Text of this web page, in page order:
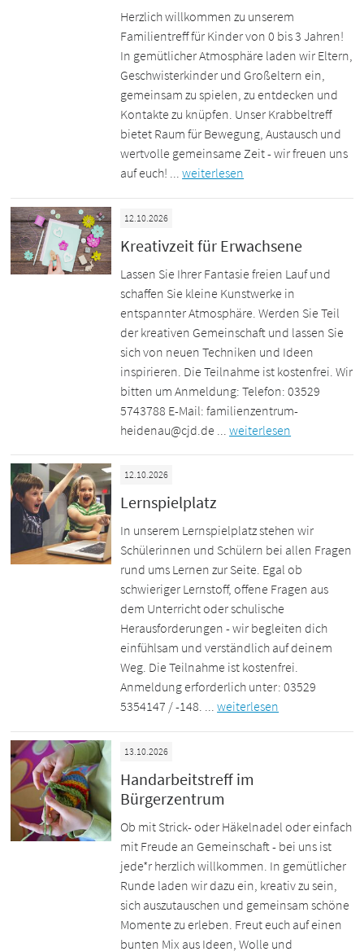
Herzlich willkommen zu unserem
Familientreff für Kinder von 0 bis 3 Jahren!
In gemütlicher Atmosphäre laden wir Eltern,
Geschwisterkinder und Großeltern ein,
gemeinsam zu spielen, zu entdecken und
Kontakte zu knüpfen. Unser Krabbeltreff
bietet Raum für Bewegung, Austausch und
wertvolle gemeinsame Zeit - wir freuen uns
auf euch! ...weiterlesen
12.10.2026
Kreativzeit für Erwachsene
Lassen Sie Ihrer Fantasie freien Lauf und
schaffen Sie kleine Kunstwerke in
entspannter Atmosphäre. Werden Sie Teil
der kreativen Gemeinschaft und lassen Sie
sich von neuen Techniken und Ideen
inspirieren. Die Teilnahme ist kostenfrei. Wir
bitten um Anmeldung: Telefon: 03529
5743788 E-Mail: familienzentrum-
heidenau@cjd.de ...weiterlesen
12.10.2026
Lernspielplatz
In unserem Lernspielplatz stehen wir
Schülerinnen und Schülern bei allen Fragen
rund ums Lernen zur Seite. Egal ob
schwieriger Lernstoff, offene Fragen aus
dem Unterricht oder schulische
Herausforderungen - wir begleiten dich
einfühlsam und verständlich auf deinem
Weg. Die Teilnahme ist kostenfrei.
Anmeldung erforderlich unter: 03529
5354147 / -148. ...weiterlesen
13.10.2026
Handarbeitstreff im
Bürgerzentrum
Ob mit Strick- oder Häkelnadel oder einfach
mit Freude an Gemeinschaft - bei uns ist
jede*r herzlich willkommen. In gemütlicher
Runde laden wir dazu ein, kreativ zu sein,
sich auszutauschen und gemeinsam schöne
Momente zu erleben. Freut euch auf einen
bunten Mix aus Ideen, Wolle und